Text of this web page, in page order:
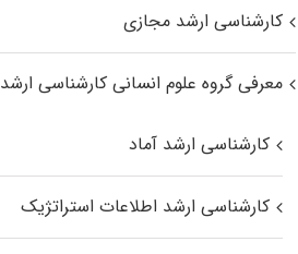
کارشناسی ارشد مجازی
معرفی گروه علوم انسانی کارشناسی ارشد
کارشناسی ارشد آماد
کارشناسی ارشد اطلاعات استراتژیک